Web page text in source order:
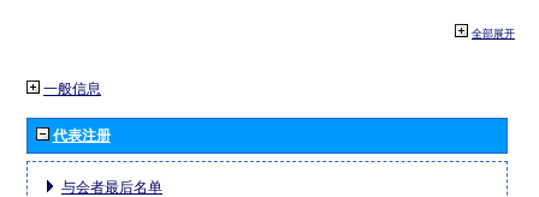
全部展开
一般信息
代表注册
与会者最后名单